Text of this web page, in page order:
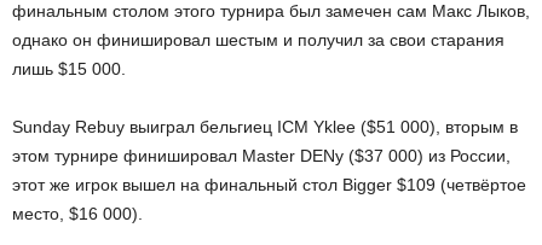
финальным столом этого турнира был замечен сам Макс Лыков,
однако он финишировал шестым и получил за свои старания
лишь $15 000.
Sunday Rebuy выиграл бельгиец ICM Yklee ($51 000), вторым в
этом турнире финишировал Master DENy ($37 000) из России,
этот же игрок вышел на финальный стол Bigger $109 (четвёртое
место, $16 000).